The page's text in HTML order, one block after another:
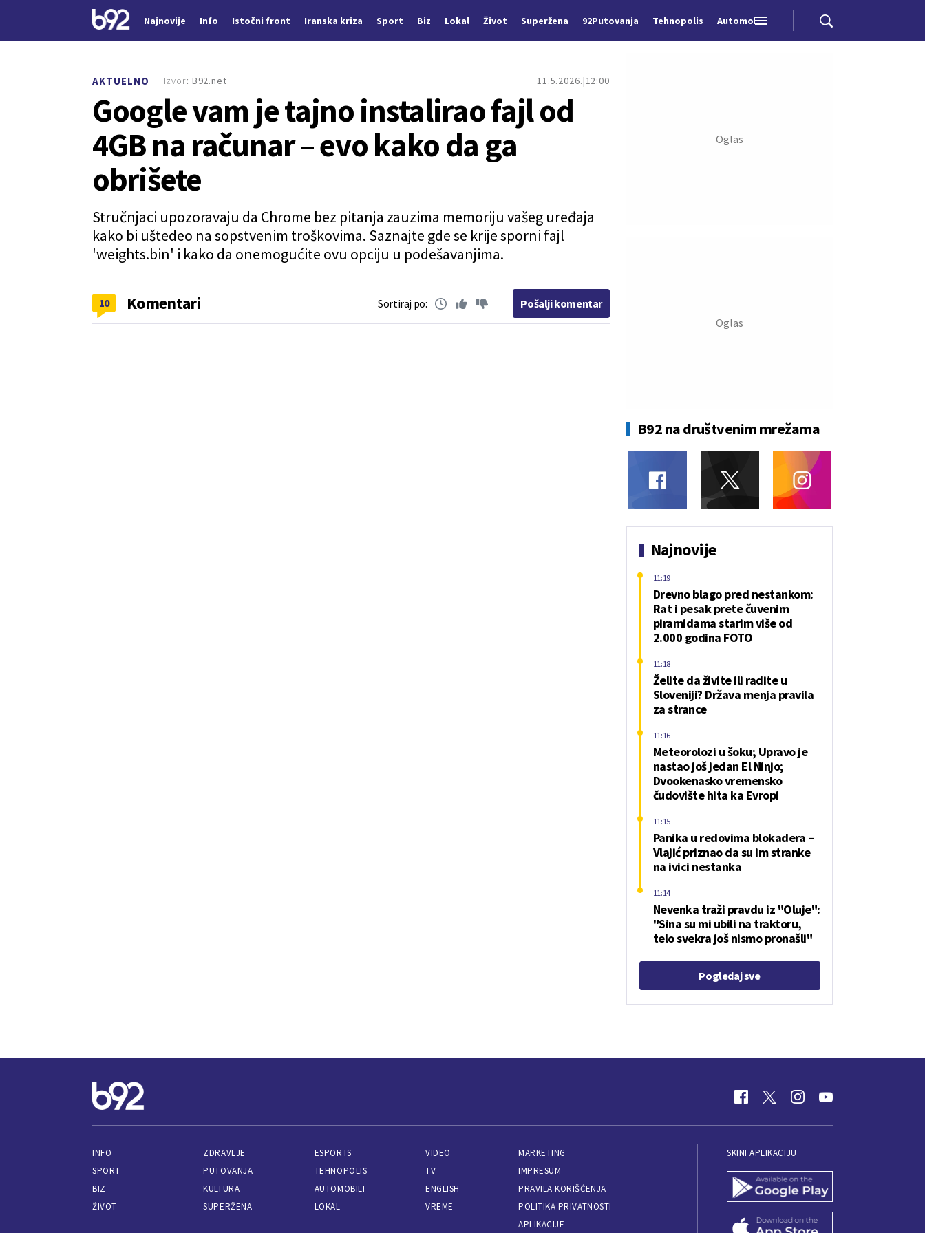
Najnovije Info Istočni front Iranska kriza Sport Biz Lokal Život Superžena 92Putovanja Tehnopolis Automobili
AKTUELNO 11.5.2026. 12:00
Google vam je tajno instalirao fajl od
4GB na računar – evo kako da ga
obrišete
Stručnjaci upozoravaju da Chrome bez pitanja zauzima memoriju vašeg uređaja
kako bi uštedeo na sopstvenim troškovima. Saznajte gde se krije sporni fajl
'weights.bin' i kako da onemogućite ovu opciju u podešavanjima.
Izvor: B92.net
10 Komentari Sortiraj po: Pošalji komentar
B92 na društvenim mrežama
Najnovije
Drevno blago pred nestankom:
Rat i pesak prete čuvenim
piramidama starim više od
2.000 godina FOTO
11:19
Želite da živite ili radite u
Sloveniji? Država menja pravila
za strance
11:18
Meteorolozi u šoku; Upravo je
nastao još jedan El Ninjo;
Dvookenasko vremensko
čudovište hita ka Evropi
11:16
Panika u redovima blokadera –
Vlajić priznao da su im stranke
na ivici nestanka
11:15
Nevenka traži pravdu iz "Oluje":
"Sina su mi ubili na traktoru,
telo svekra još nismo pronašli"
11:14
Pogledaj sve
INFO
SPORT
BIZ
ŽIVOT
ZDRAVLJE
PUTOVANJA
KULTURA
SUPERŽENA
ESPORTS
TEHNOPOLIS
AUTOMOBILI
LOKAL
VIDEO
TV
ENGLISH
VREME
MARKETING
IMPRESUM
PRAVILA KORIŠĆENJA
POLITIKA PRIVATNOSTI
APLIKACIJE
SKINI APLIKACIJU